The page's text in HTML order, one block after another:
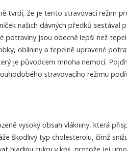
tvrdí, že je tento stravovací režim
našich dávných předků sestával
potraviny jsou obecně lepší než
obilniny a tepelně upravené
je původcem mnoha nemocí.
stravovacího režimu
vysoký obsah vlákniny, která
škodlivý typ cholesterolu, čímž